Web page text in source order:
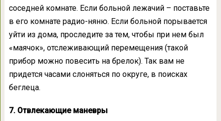
соседней комнате. Если больной лежачий – поставьте
в его комнате радио-няню. Если больной порывается
уйти из дома, проследите за тем, чтобы при нем был
«маячок», отслеживающий перемещения (такой
прибор можно повесить на брелок). Так вам не
придется часами слоняться по округе, в поисках
беглеца.
7. Отвлекающие маневры